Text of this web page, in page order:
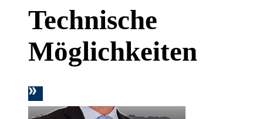
Technische
Möglichkeiten